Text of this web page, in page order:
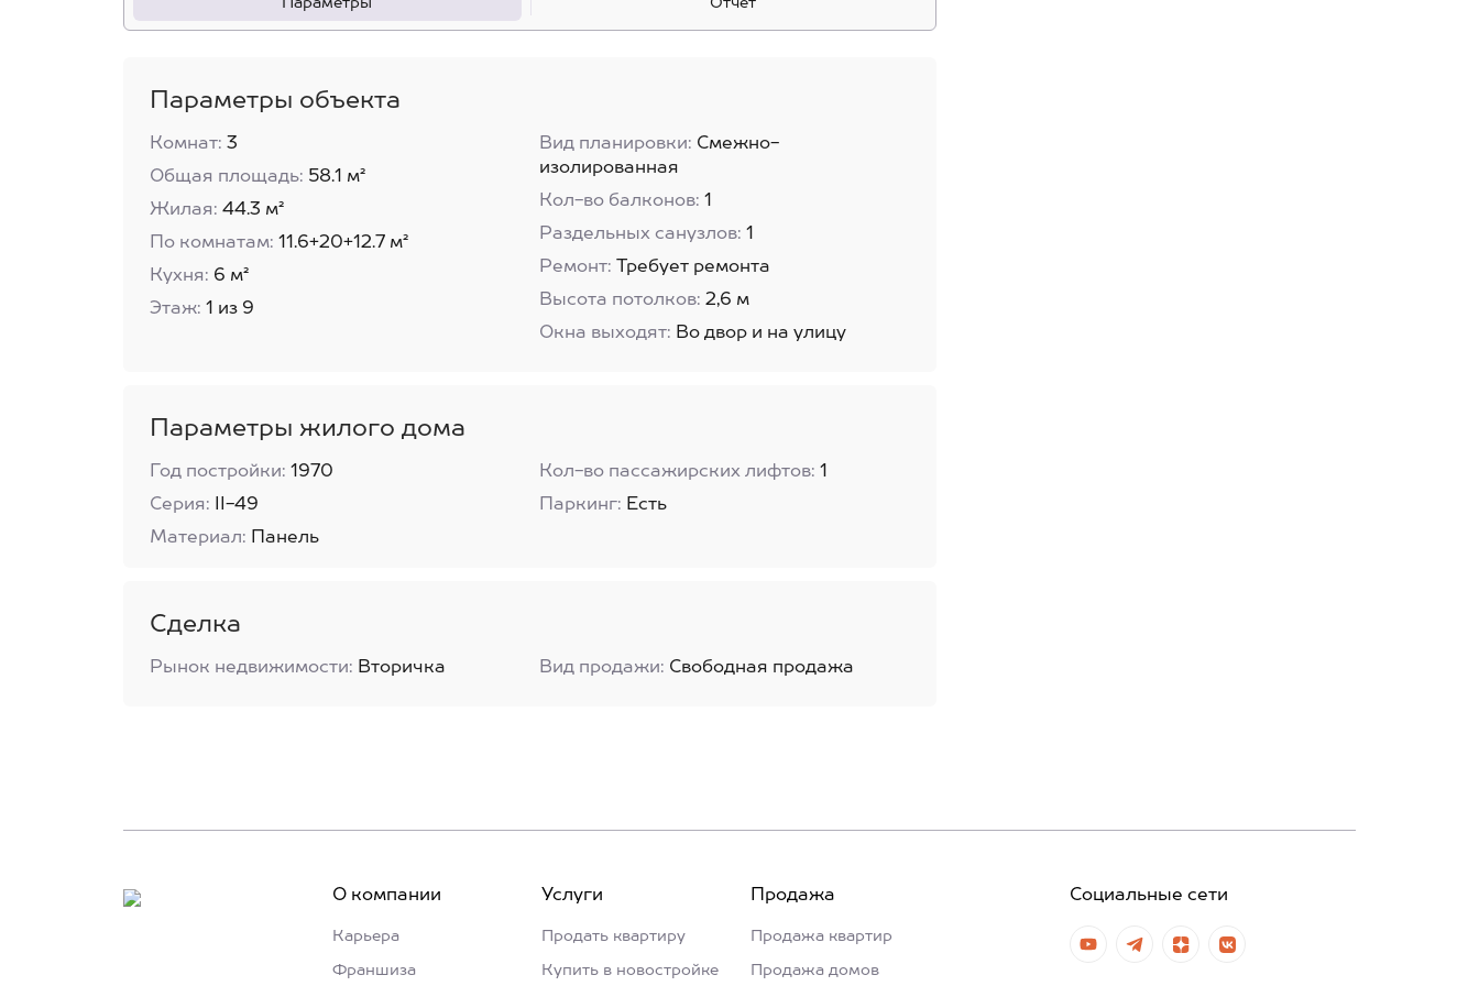
Параметры Отчет
Параметры объекта
Комнат: 3
Общая площадь: 58.1 м²
Жилая: 44.3 м²
По комнатам: 11.6+20+12.7 м²
Кухня: 6 м²
Этаж: 1 из 9
Вид планировки: Смежно-
изолированная
Кол-во балконов: 1
Раздельных санузлов: 1
Ремонт:
Требует ремонта
Высота потолков: 2,6 м
Окна выходят: Во двор и на улицу
Параметры жилого дома
Год постройки: 1970
Серия:
II-49
Материал:
Панель
Кол-во пассажирских лифтов: 1
Паркинг: Есть
Сделка
Рынок недвижимости: Вторичка Вид продажи: Свободная продажа
О компании
Карьера
Франшиза
Услуги
Продать квартиру
Купить в новостройке
Продажа
Продажа квартир
Продажа домов
Социальные сети